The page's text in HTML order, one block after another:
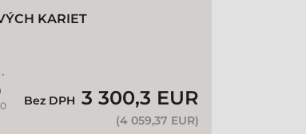
KARIET
Bez DPH 3 300,3 EUR
(4 059,37 EUR)